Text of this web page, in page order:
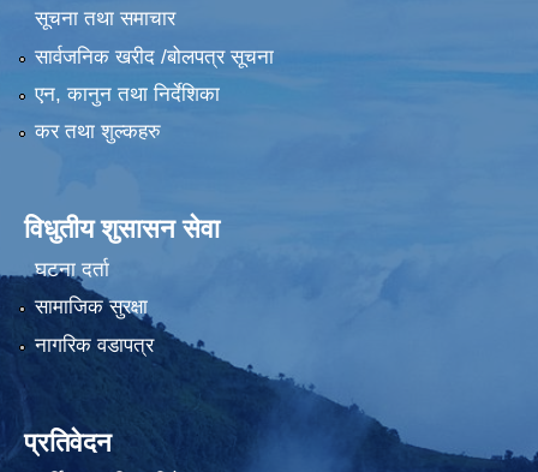
सूचना तथा समाचार
सार्वजनिक खरीद /बोलपत्र सूचना
एन, कानुन तथा निर्देशिका
कर तथा शुल्कहरु
विधुतीय शुसासन सेवा
घटना दर्ता
सामाजिक सुरक्षा
नागरिक वडापत्र
प्रतिवेदन